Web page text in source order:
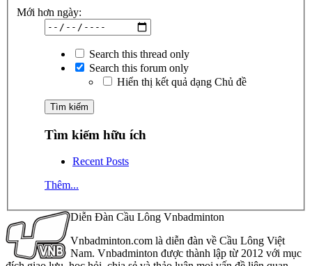
Mới hơn ngày:
Search this thread only
Search this forum only
Hiển thị kết quả dạng Chủ đề
Tìm kiếm hữu ích
Recent Posts
Thêm...
Diễn Đàn Cầu Lông Vnbadminton
Vnbadminton.com là diễn đàn về Cầu Lông Việt
Nam. Vnbadminton được thành lập từ 2012 với mục